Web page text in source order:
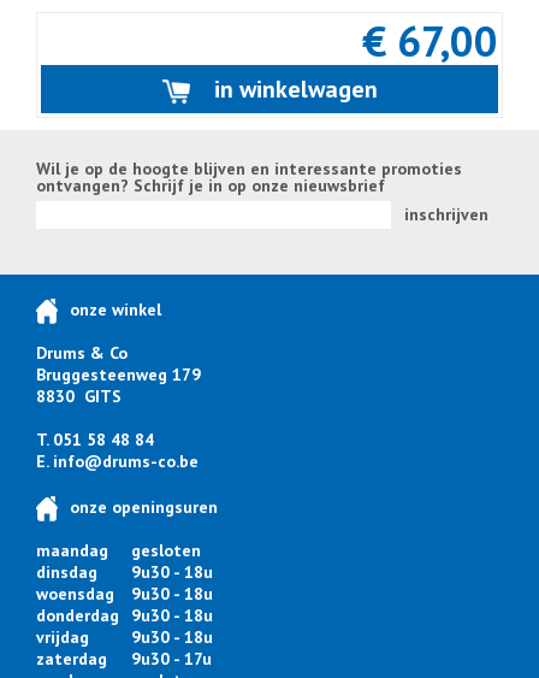
€ 67,00
in winkelwagen
Wil je op de hoogte blijven en interessante promoties
ontvangen? Schrijf je in op onze nieuwsbrief
inschrijven
onze winkel
Drums & Co
Bruggesteenweg 179
8830 GITS
T. 051 58 48 84
E. info@drums-co.be
onze openingsuren
maandag
gesloten
dinsdag
9u30 - 18u
woensdag
9u30 - 18u
donderdag
9u30 - 18u
vrijdag
9u30 - 18u
zaterdag
9u30 - 17u